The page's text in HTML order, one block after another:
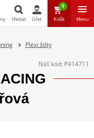
Hledat Účet
0
Košík Menu
Plexi štíty
Náš kód: P414711